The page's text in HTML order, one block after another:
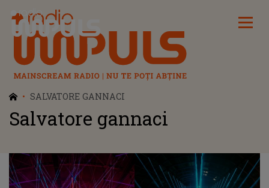
Radio Impuls
SALVATORE GANNACI
Salvatore gannaci